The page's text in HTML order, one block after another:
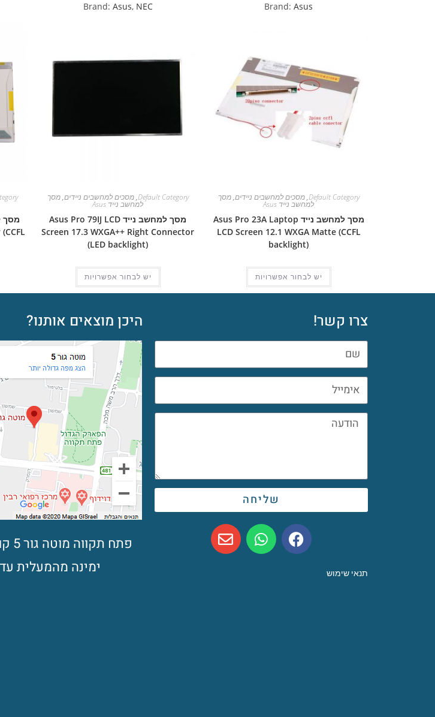
Brand: Asus
Default Category
,מסכים למחשבים ניידים,מסך
למחשב נייד Asus
מסך למחשב נייד Asus Pro 23A Laptop
LCD Screen 12.1 WXGA Matte (CCFL
backlight)
יש לבחור אפשרויות
Brand: Asus, NEC
Default Category
,מסכים למחשבים ניידים,מסך
למחשב נייד Asus
מסך למחשב נייד Asus Pro 79IJ LCD
Screen 17.3 WXGA++ Right Connector
(LED backlight)
יש לבחור אפשרויות
צרו קשר!
שליחה
תנאי שימוש
היכן מוצאים אותנו?
ימינה מהמעלית